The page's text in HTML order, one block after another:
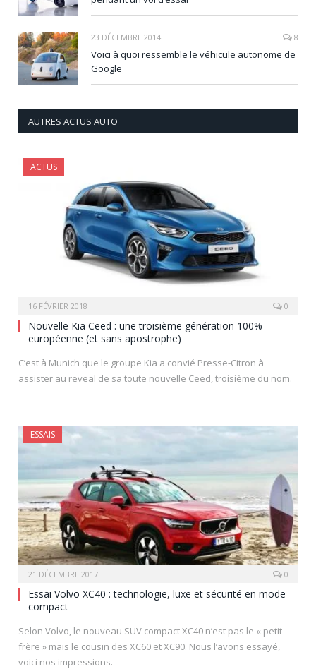
23 DÉCEMBRE 2014 8
Voici à quoi ressemble le véhicule autonome de
Google
AUTRES ACTUS AUTO
ACTUS
16 FÉVRIER 2018 0
Nouvelle Kia Ceed : une troisième génération 100%
européenne (et sans apostrophe)
C’est à Munich que le groupe Kia a convié Presse-Citron à
assister au reveal de sa toute nouvelle Ceed, troisième du nom.
ESSAIS
21 DÉCEMBRE 2017 0
Essai Volvo XC40 : technologie, luxe et sécurité en mode
compact
Selon Volvo, le nouveau SUV compact XC40 n’est pas le « petit
frère » mais le cousin des XC60 et XC90. Nous l’avons essayé,
voici nos impressions.